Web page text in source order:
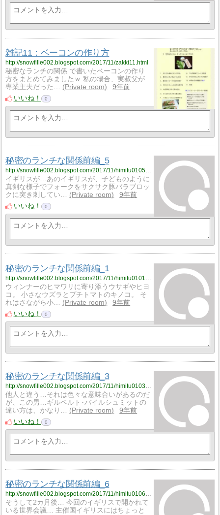
雑記11：ベーコンの作り方
http://snowfille002.blogspot.com/2017/11/zakki11.html
秘密なランチの関係 で書いたベーコンの作り
方をまとめてみましたｗ 私の場合、実叔父が
専業主夫だった…
Private room
9年前
いいね！
0
秘密のランチな関係前編_5
http://snowfille002.blogspot.com/2017/11/himitu0105.html
イギリスが…あのイギリスが、子どものように
真剣な様子でフォークをサクサク豚バラブロッ
クに突き刺してい…
Private room
9年前
いいね！
0
秘密のランチな関係前編_1
http://snowfille002.blogspot.com/2017/11/himitu010129.html
ウィンナーのヒマワリに寄り添うウサギやヒヨ
コ。 小さなウズラとプチトマトのキノコ。 そ
れはさながら小…
Private room
9年前
いいね！
0
秘密のランチな関係前編_3
http://snowfille002.blogspot.com/2017/11/himitu0103.html
他人と違う…それは色々な意味合いがあるのだ
が、この男…ギルベルト･バイルシュミットの
違い方は、かなり…
Private room
9年前
いいね！
0
秘密のランチな関係前編_6
http://snowfille002.blogspot.com/2017/11/himitu0106.html
そうして2カ月後… 今回のイギリスで開かれて
いる世界会議… 主催国イギリスにはちょっと